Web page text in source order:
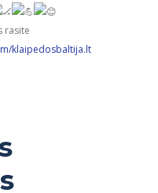
rasite
klaipedosbaltija.lt